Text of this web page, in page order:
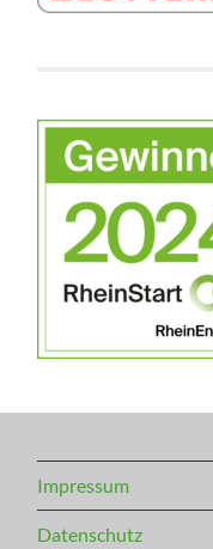
Impressum
Datenschutz